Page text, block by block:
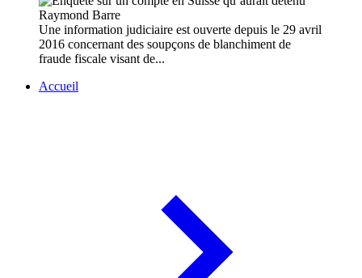
Une information judiciaire est ouverte depuis le 29 avril
2016 concernant des soupçons de blanchiment de
fraude fiscale visant de...
Accueil